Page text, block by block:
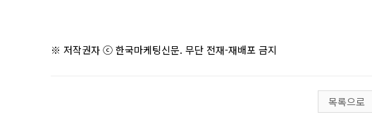
※ 저작권자 ⓒ 한국마케팅신문. 무단 전재-재배포 금지
목록으로